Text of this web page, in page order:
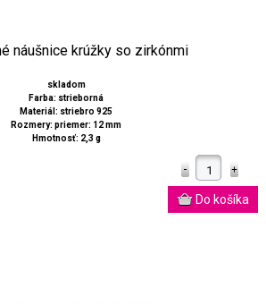
náušnice krúžky so zirkónmi
skladom
Farba: strieborná
Materiál: striebro 925
Rozmery: priemer: 12 mm
Hmotnosť: 2,3 g